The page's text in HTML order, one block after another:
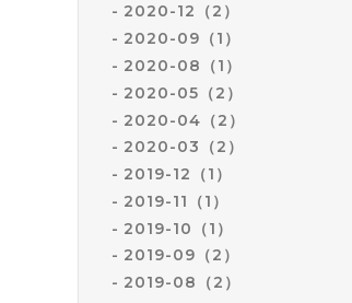
2020-12（2）
2020-09（1）
2020-08（1）
2020-05（2）
2020-04（2）
2020-03（2）
2019-12（1）
2019-11（1）
2019-10（1）
2019-09（2）
2019-08（2）